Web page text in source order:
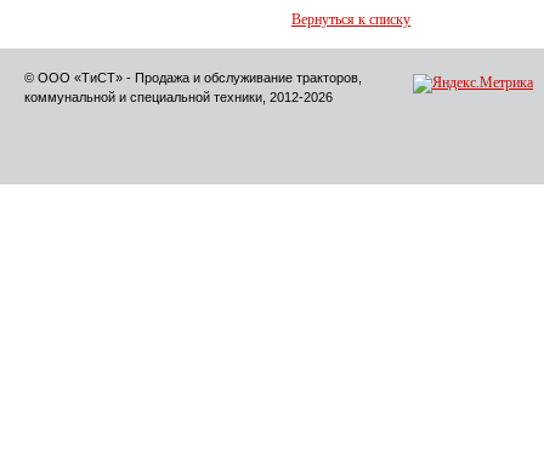
Вернуться к списку
© ООО «ТиСТ» - Продажа и обслуживание тракторов,
коммунальной и специальной техники, 2012-2026